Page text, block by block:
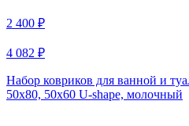
2 400 ₽
4 082 ₽
Набор ковриков для ванной и
50х80, 50х60 U-shape, молочный